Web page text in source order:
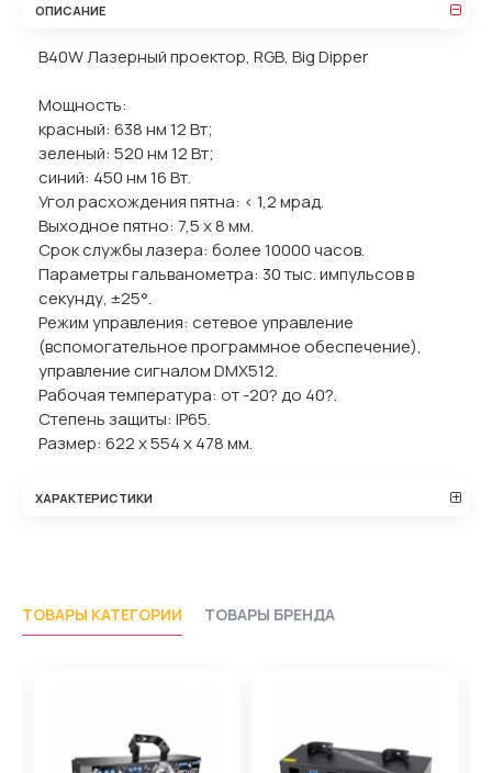
ОПИСАНИЕ
B40W Лазерный проектор, RGB, Big Dipper
Мощность:
красный: 638 нм 12 Вт;
зеленый: 520 нм 12 Вт;
синий: 450 нм 16 Вт.
Угол расхождения пятна: < 1,2 мрад.
Выходное пятно: 7,5 х 8 мм.
Срок службы лазера: более 10000 часов.
Параметры гальванометра: 30 тыс. импульсов в
секунду, ±25°.
Режим управления: сетевое управление
(вспомогательное программное обеспечение),
управление сигналом DMX512.
Рабочая температура: от -20? до 40?.
Степень защиты: IP65.
Размер: 622 х 554 х 478 мм.
ХАРАКТЕРИСТИКИ
ТОВАРЫ КАТЕГОРИИ ТОВАРЫ БРЕНДА